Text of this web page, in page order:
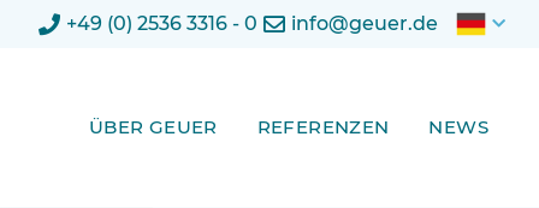
+49 (0) 2536 3316 - 0 info@geuer.de
ÜBER GEUER REFERENZEN NEWS